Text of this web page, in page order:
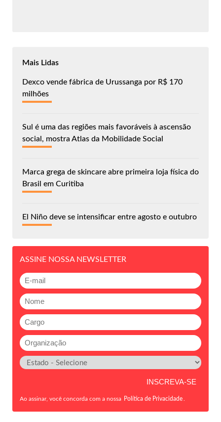
Mais Lidas
Dexco vende fábrica de Urussanga por R$ 170
milhões
Sul é uma das regiões mais favoráveis à ascensão
social, mostra Atlas da Mobilidade Social
Marca grega de skincare abre primeira loja física do
Brasil em Curitiba
El Niño deve se intensificar entre agosto e outubro
ASSINE NOSSA NEWSLETTER
Ao assinar, você concorda com a nossa Política de Privacidade